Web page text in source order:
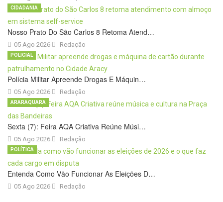
Nosso Prato Do São Carlos 8 Retoma Atend…
05 Ago 2026
CIDADANIA
Redação
Polícia Militar Apreende Drogas E Máquin…
05 Ago 2026
POLICIAL
Redação
Sexta (7): Feira AQA Criativa Reúne Músi…
05 Ago 2026
ARARAQUARA
Redação
Entenda Como Vão Funcionar As Eleições D…
05 Ago 2026
POLÍTICA
Redação